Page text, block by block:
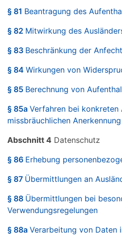
§ 81 Beantragung des
§ 82 Mitwirkung des
§ 83 Beschränkung der
§ 84 Wirkungen von
§ 85 Berechnung von
§ 85a Verfahren bei konkreten
missbräuchlichen
Abschnitt 4 Datenschutz
§ 86 Erhebung
§ 87 Übermittlungen an
§ 88 Übermittlungen bei
Verwendungsregelungen
§ 88a Verarbeitung von Daten